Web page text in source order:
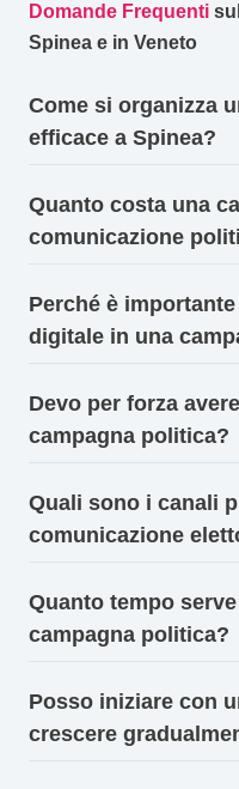
Domande Frequenti
Spinea e in Veneto
Come si organizza
efficace a Spinea?
Quanto costa una
comunicazione
Perché è
digitale in una
Devo per forza
campagna politica?
Quali sono i canali
comunicazione
Quanto tempo
campagna politica?
Posso iniziare con
crescere